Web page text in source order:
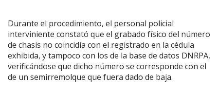
Durante el procedimiento, el personal policial
interviniente constató que el grabado físico del número
de chasis no coincidía con el registrado en la cédula
exhibida, y tampoco con los de la base de datos DNRPA,
verificándose que dicho número se corresponde con el
de un semirremolque que fuera dado de baja.